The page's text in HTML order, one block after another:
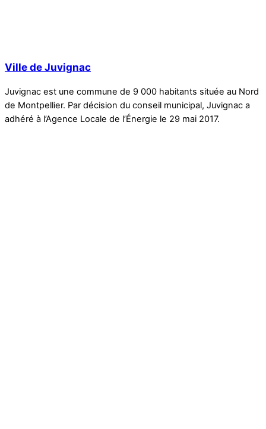
Ville de Juvignac
Juvignac est une commune de 9 000 habitants située au Nord
de Montpellier. Par décision du conseil municipal, Juvignac a
adhéré à l’Agence Locale de l’Énergie le 29 mai 2017.